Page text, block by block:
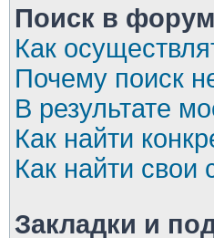
Поиск в
Как
Почему поиск
В результате
Как найти
Как найти
Закладки и